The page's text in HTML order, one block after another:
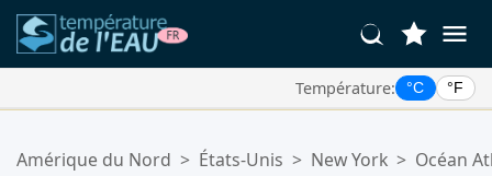
Température: °C °F
Votre liste de favoris est vide.
Amérique du Nord > États-Unis > New York > Océan